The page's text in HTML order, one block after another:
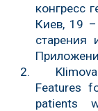
конгресс
Киев, 19
2. Klimova
Features
patients